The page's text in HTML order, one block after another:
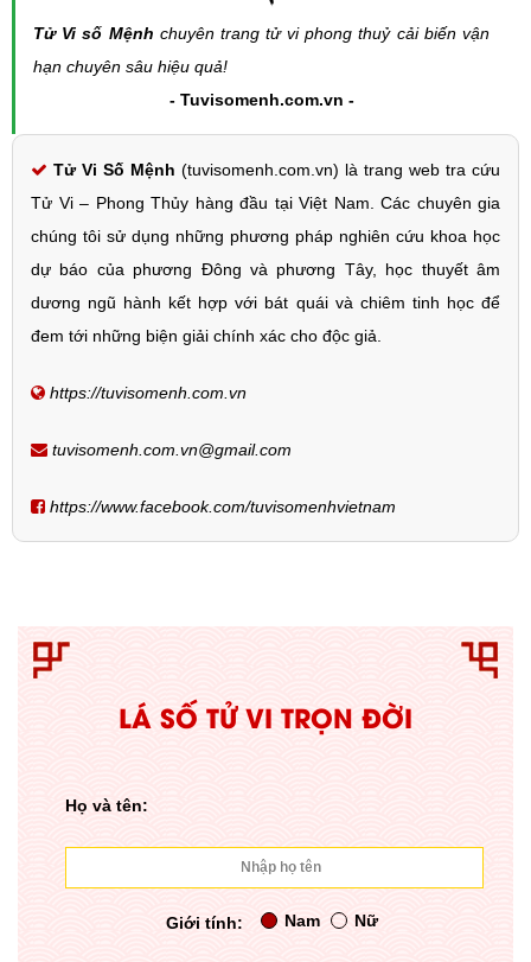
Tử Vi số Mệnh chuyên trang tử vi phong thuỷ cải biến vận
hạn chuyên sâu hiệu quả!
- Tuvisomenh.com.vn -
Tử Vi Số Mệnh (tuvisomenh.com.vn) là trang web tra cứu
Tử Vi – Phong Thủy hàng đầu tại Việt Nam. Các chuyên gia
chúng tôi sử dụng những phương pháp nghiên cứu khoa học
dự báo của phương Đông và phương Tây, học thuyết âm
dương ngũ hành kết hợp với bát quái và chiêm tinh học để
đem tới những biện giải chính xác cho độc giả.
https://tuvisomenh.com.vn
tuvisomenh.com.vn@gmail.com
https://www.facebook.com/tuvisomenhvietnam
LÁ SỐ TỬ VI TRỌN ĐỜI
Họ và tên:
Giới tính: Nam Nữ